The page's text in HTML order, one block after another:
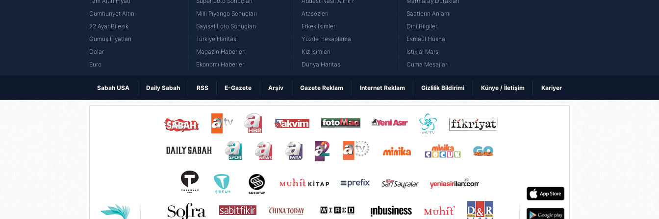
Cumhuriyet Altını
22 Ayar Bilezik
Gümüş Fiyatları
Dolar
Euro
Milli Piyango Sonuçları
Sayısal Loto Sonuçları
Türkiye Haritası
Magazin Haberleri
Ekonomi Haberleri
Atasözleri
Erkek İsimleri
Yüzde Hesaplama
Kız İsimleri
Dünya Haritası
Saatlerin Anlamı
Dini Bilgiler
Esmaül Hüsna
İstiklal Marşı
Cuma Mesajları
Sabah USA Daily Sabah RSS E-Gazete Arşiv Gazete Reklam Internet Reklam Gizlilik Bildirimi Künye / İletişim Kariyer